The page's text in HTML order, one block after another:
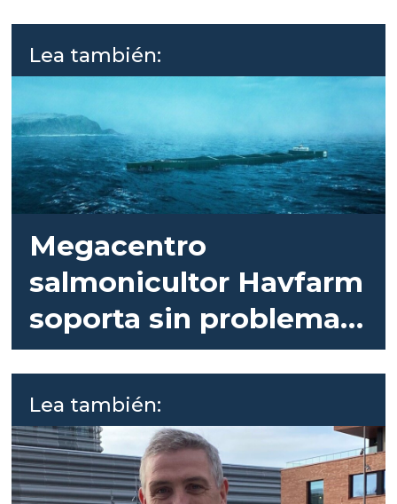
Lea también:
Megacentro
salmonicultor Havfarm
soporta sin problemas
la tormenta
Lea también: